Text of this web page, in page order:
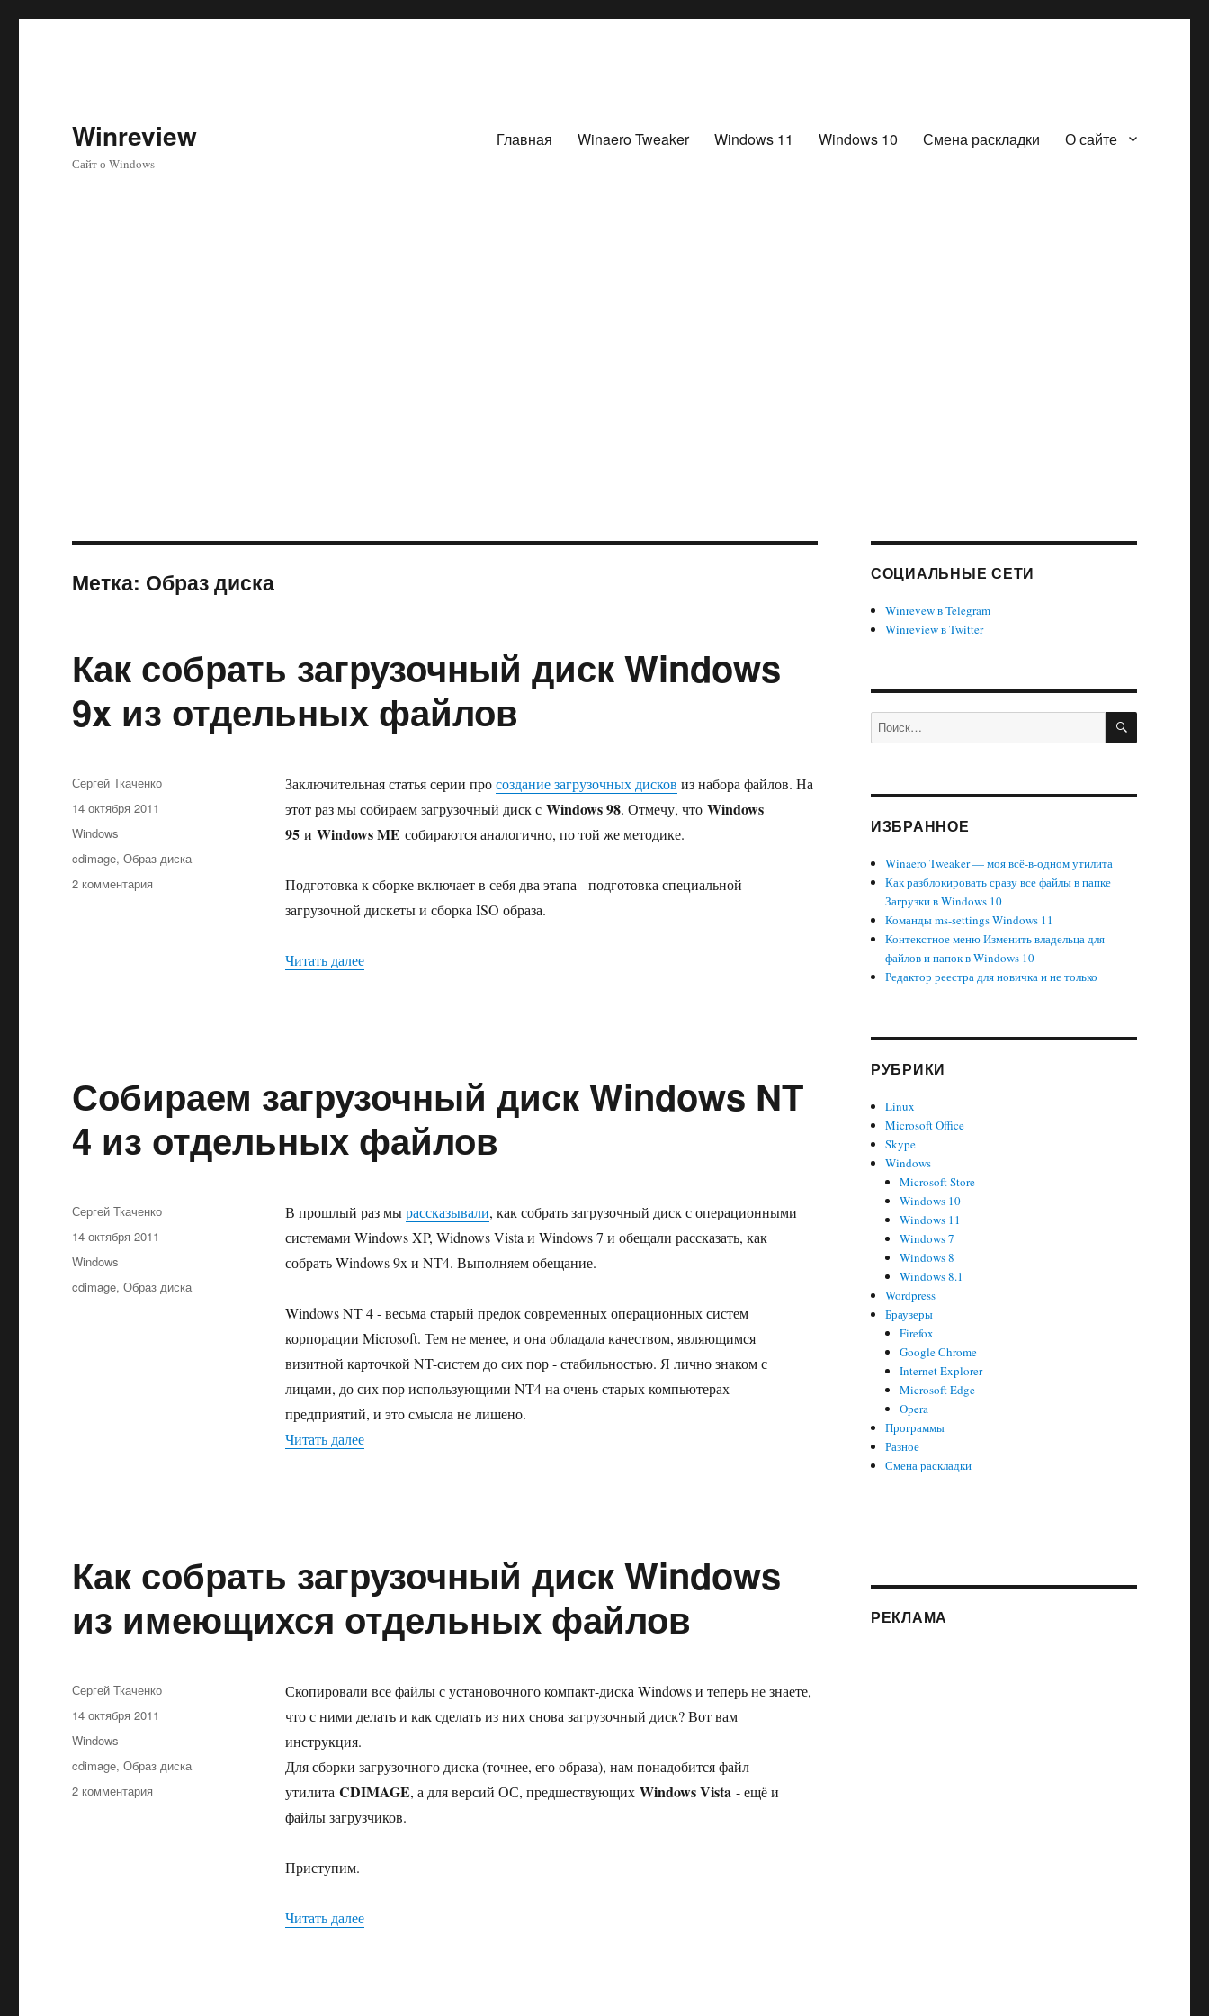
Winreview
Сайт о Windows
Главная Winaero Tweaker Windows 11 Windows 10 Смена раскладки О сайте
Метка: Образ диска
Как собрать загрузочный диск Windows
9x из отдельных файлов
Заключительная статья серии просоздание загрузочных дисков из набора файлов. На
этот раз мы собираем загрузочный диск с Windows 98. Отмечу, что Windows
95и Windows ME собираются аналогично, по той же методике.
Подготовка к сборке включает в себя два этапа - подготовка специальной
загрузочной дискеты и сборка ISO образа.
Читать далее«Как собрать загрузочный диск Windows 9x из отдельных файлов»
Автор
Сергей Ткаченко
Опубликовано
14 октября 2011
Рубрики
Windows
Метки
cdimage,Образ диска
2 комментария
Собираем загрузочный диск Windows NT
4 из отдельных файлов
В прошлый раз мырассказывали, как собрать загрузочный диск с операционными
системами Windows XP, Widnows Vista и Windows 7 и обещали рассказать, как
собрать Windows 9x и NT4. Выполняем обещание.
Windows NT 4 - весьма старый предок современных операционных систем
корпорации Microsoft. Тем не менее, и она обладала качеством, являющимся
визитной карточкой NT-систем до сих пор - стабильностью. Я лично знаком с
лицами, до сих пор использующими NT4 на очень старых компьютерах
предприятий, и это смысла не лишено.
Читать далее«Собираем загрузочный диск Windows NT 4 из отдельных файлов»
Автор
Сергей Ткаченко
Опубликовано
14 октября 2011
Рубрики
Windows
Метки
cdimage,Образ диска
Как собрать загрузочный диск Windows
из имеющихся отдельных файлов
Скопировали все файлы с установочного компакт-диска Windows и теперь не знаете,
что с ними делать и как сделать из них снова загрузочный диск? Вот вам
инструкция.
Для сборки загрузочного диска (точнее, его образа), нам понадобится файл
утилита CDIMAGE, а для версий ОС, предшествующих Windows Vista - ещё и
файлы загрузчиков.
Приступим.
Читать далее«Как собрать загрузочный диск Windows из имеющихся отдельных файлов»
Автор
Сергей Ткаченко
Опубликовано
14 октября 2011
Рубрики
Windows
Метки
cdimage,Образ диска
2 комментария
СОЦИАЛЬНЫЕ СЕТИ
Winrevew в Telegram
Winreview в Twitter
Искать: ПОИСК
ИЗБРАННОЕ
Winaero Tweaker — моя всё-в-одном утилита
Как разблокировать сразу все файлы в папке
Загрузки в Windows 10
Команды ms-settings Windows 11
Контекстное меню Изменить владельца для
файлов и папок в Windows 10
Редактор реестра для новичка и не только
РУБРИКИ
Linux
Microsoft Office
Skype
Windows
Microsoft Store
Windows 10
Windows 11
Windows 7
Windows 8
Windows 8.1
Wordpress
Браузеры
Firefox
Google Chrome
Internet Explorer
Microsoft Edge
Opera
Программы
Разное
Смена раскладки
РЕКЛАМА